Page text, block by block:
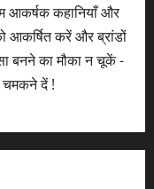
कहानियाँ और
आकर्षित करें और ब्रांडों
बनने का मौका न चूकें -
चमकने दें !